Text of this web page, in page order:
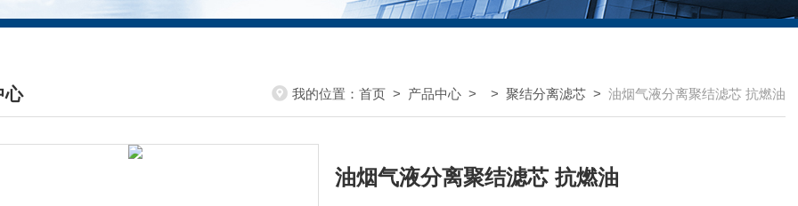
心
CENTER
我的位置： 首页 > 产品中心 > > 聚结分离滤芯 > 油烟气液分离聚结滤芯 抗燃油
油烟气液分离聚结滤芯 抗燃油